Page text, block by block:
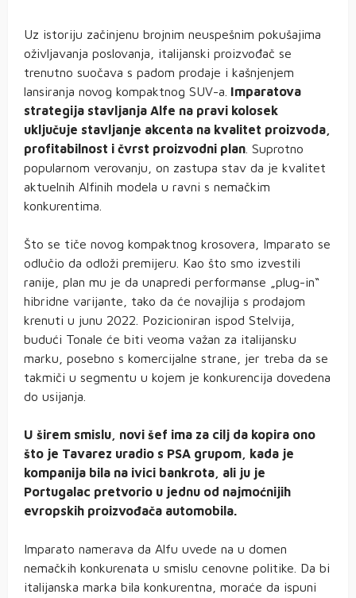
Uz istoriju začinjenu brojnim neuspešnim pokušajima
oživljavanja poslovanja, italijanski proizvođač se
trenutno suočava s padom prodaje i kašnjenjem
lansiranja novog kompaktnog SUV-a. Imparatova
strategija stavljanja Alfe na pravi kolosek
uključuje stavljanje akcenta na kvalitet proizvoda,
profitabilnost i čvrst proizvodni plan . Suprotno
popularnom verovanju, on zastupa stav da je kvalitet
aktuelnih Alfinih modela u ravni s nemačkim
konkurentima.
Što se tiče novog kompaktnog krosovera, Imparato se
odlučio da odloži premijeru. Kao što smo izvestili
ranije, plan mu je da unapredi performanse „plug-in“
hibridne varijante, tako da će novajlija s prodajom
krenuti u junu 2022. Pozicioniran ispod Stelvija,
budući Tonale će biti veoma važan za italijansku
marku, posebno s komercijalne strane, jer treba da se
takmiči u segmentu u kojem je konkurencija dovedena
do usijanja.
U širem smislu, novi šef ima za cilj da kopira ono
što je Tavarez uradio s PSA grupom, kada je
kompanija bila na ivici bankrota, ali ju je
Portugalac pretvorio u jednu od najmoćnijih
evropskih proizvođača automobila.
Imparato namerava da Alfu uvede na u domen
nemačkih konkurenata u smislu cenovne politike. Da bi
italijanska marka bila konkurentna, moraće da ispuni